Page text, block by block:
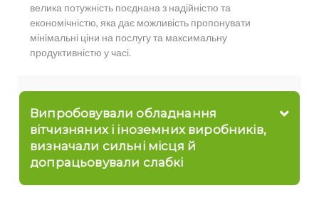
велика потужність поєднана з надійністю та
економічністю, яка дає можливість пропонувати
мінімальні ціни на послугу та максимальну
продуктивністю у часі.
Випробовували обладнання
вітчизняних і іноземних виробників,
визначали сильні місця й
допрацьовували слабкі